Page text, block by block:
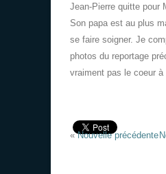
Jean-Pierre quitte pour
Son papa est au plus
se faire soigner. Je
photos du reportage
vraiment pas le coeur à
«Nouvelle précédente